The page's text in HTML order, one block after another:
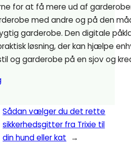
for at få mere ud af
med andre og på den
garderobe. Den digitale
løsning, der kan hjælpe
og garderobe på en sjov og
Sådan vælger du det rette
sikkerhedsgitter fra Trixie til
din hund eller kat
→